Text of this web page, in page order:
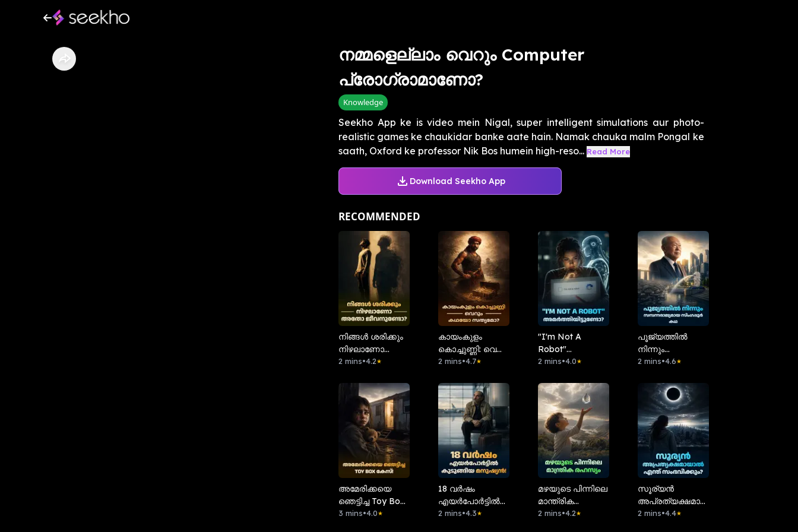
നമ്മളെല്ലാം വെറും Computer
പ്രോഗ്രാമാണോ?
Knowledge
Seekho App ke is video mein Nigal, super intelligent simulations aur photo-
realistic games ke chaukidar banke aate hain. Namak chauka malm Pongal ke
saath, Oxford ke professor Nik Bos humein high-reso... Read More
Download Seekho App
RECOMMENDED
നിങ്ങൾ ശരിക്കും
നിഴലാണോ
അതോ
2 mins•4.2★
കായംകുളം
കൊച്ചുണ്ണി: വെറും
കഥയോ
2 mins•4.7★
"I'm Not A
Robot"
അമർത്തിയിട്ടുണ്ടോ?
2 mins•4.0★
പൂജ്യത്തിൽ
നിന്നും
സമ്പന്നരാജ്യമായ
2 mins•4.6★
അമേരിക്കയെ
ഞെട്ടിച്ച Toy Box
കേസ്!
3 mins•4.0★
18 വർഷം
എയർപോർട്ടിൽ
കുടുങ്ങിയ
2 mins•4.3★
മഴയുടെ പിന്നിലെ
മാന്ത്രിക
രഹസ്യം?
2 mins•4.2★
സൂര്യൻ
അപ്രത്യക്ഷമായാൽ
എന്ത്
2 mins•4.4★